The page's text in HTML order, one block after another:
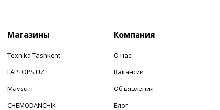
Магазины
Texnika Tashkent
LAPTOPS.UZ
Mavsum
CHEMODANCHIK
Компания
О нас
Вакансии
Объявления
Блог